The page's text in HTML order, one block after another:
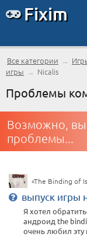
Fixim
Все категории →
игры → Nicalis
Проблемы
Возможно, вы
проблемы...
«The Binding of
выпуск игры
Я хотел
андроид the
очень любил эту